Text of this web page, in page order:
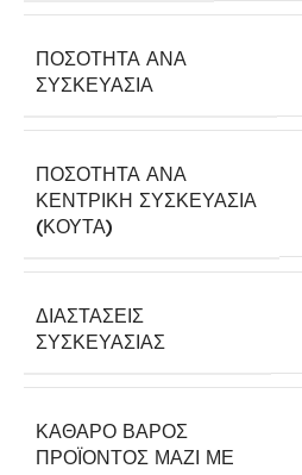
ΠΟΣΌΤΗΤΑ ΑΝΆ
ΣΥΣΚΕΥΑΣΊΑ
ΠΟΣΌΤΗΤΑ ΑΝΆ
ΚΕΝΤΡΙΚΉ ΣΥΣΚΕΥΑΣΊΑ
(ΚΟΎΤΑ)
ΔΙΑΣΤΆΣΕΙΣ
ΣΥΣΚΕΥΑΣΊΑΣ
ΚΑΘΑΡΌ ΒΆΡΟΣ
ΠΡΟΪΌΝΤΟΣ ΜΑΖΊ ΜΕ